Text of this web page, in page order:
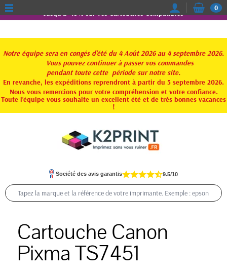
Jusqu'à -15% sur vos Cartouches Compatibles
Notre équipe sera en congés d'été du 4 Août 2026 au 4 septembre 2026.
Vous pouvez continuer à passer vos commandes
pendant toute cette période sur notre site.
En revanche, les expéditions reprendront à partir du 5 septembre 2026.
Nous vous remercions pour votre compréhension et votre confiance.
Toute l'équipe vous souhaite un excellent été et de très bonnes vacances
!
0
Société des avis garantis 9.5/10
Cartouche Canon
Pixma TS7451